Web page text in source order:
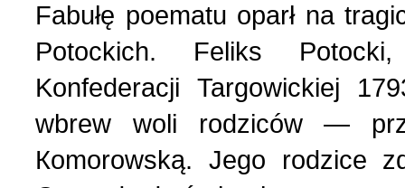
Fabułę poematu oparł na
Potockich. Feliks
Konfederacji Targowickiej
wbrew woli rodziców —
Коmorowską. Jego rodzice